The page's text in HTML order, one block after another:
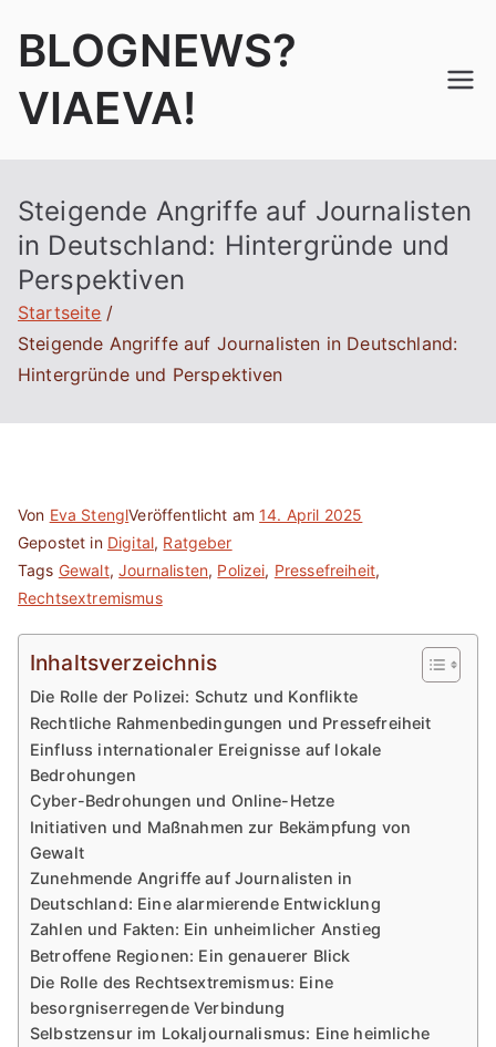
InhaltBLOGNEWS?
VIAEVA!
Steigende Angriffe auf Journalisten
in Deutschland: Hintergründe und
Perspektiven
Startseite
Steigende Angriffe auf Journalisten in Deutschland:
Hintergründe und Perspektiven
Von Eva StenglVeröffentlicht am14. April 2025
Gepostet in Digital, Ratgeber
Tags Gewalt,Journalisten, Polizei, Pressefreiheit,
Rechtsextremismus
Inhaltsverzeichnis
Die Rolle der Polizei: Schutz und Konflikte
Rechtliche Rahmenbedingungen und Pressefreiheit
Einfluss internationaler Ereignisse auf lokale
Bedrohungen
Cyber-Bedrohungen und Online-Hetze
Initiativen und Maßnahmen zur Bekämpfung von
Gewalt
Zunehmende Angriffe auf Journalisten in
Deutschland: Eine alarmierende Entwicklung
Zahlen und Fakten: Ein unheimlicher Anstieg
Betroffene Regionen: Ein genauerer Blick
Die Rolle des Rechtsextremismus: Eine
besorgniserregende Verbindung
Selbstzensur im Lokaljournalismus: Eine heimliche